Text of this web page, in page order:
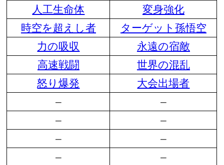
人工生命体
変身強化
時空を超えし者
ターゲット孫悟空
力の吸収
永遠の宿敵
高速戦闘
世界の混乱
怒り爆発
大会出場者
–
–
–
–
–
–
–
–